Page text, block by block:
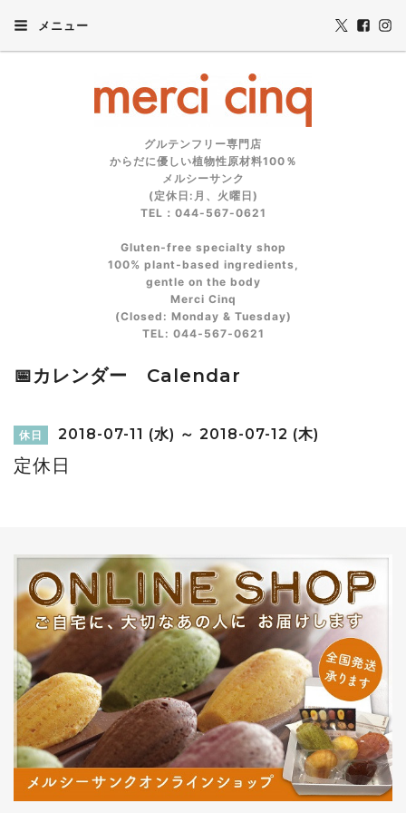
メニュー
グルテンフリー専門店
からだに優しい植物性原材料100％
メルシーサンク
(定休日:月、火曜日)
TEL：044-567-0621
Gluten‑free specialty shop
100% plant‑based ingredients,
gentle on the body
Merci Cinq
(Closed: Monday & Tuesday)
TEL: 044‑567‑0621
📅カレンダー Calendar
休日 2018-07-11 (水) ～ 2018-07-12 (木)
定休日